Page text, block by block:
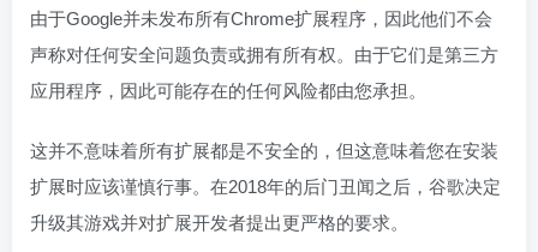
由于Google并未发布所有Chrome扩展程序，因此他们不会
声称对任何安全问题负责或拥有所有权。由于它们是第三方
应用程序，因此可能存在的任何风险都由您承担。
这并不意味着所有扩展都是不安全的，但这意味着您在安装
扩展时应该谨慎行事。在2018年的后门丑闻之后，谷歌决定
升级其游戏并对扩展开发者提出更严格的要求。